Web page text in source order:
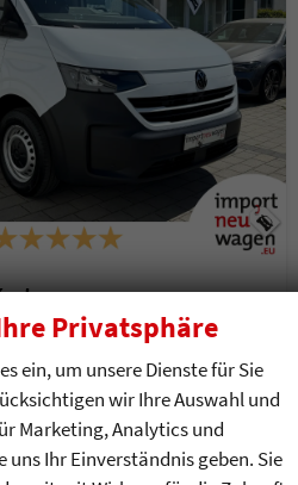
Getriebe
Schalt. 6-Gang
Außenfarbe
Clear White
Kilometerstand6.000 km
Privatsphäre
ein, um unsere Dienste für Sie
wir Ihre Auswahl und
Marketing, Analytics und
uns Ihr Einverständnis geben. Sie